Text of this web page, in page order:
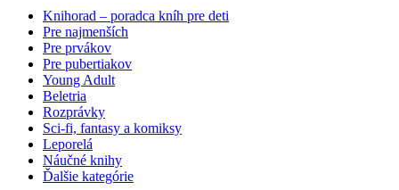
Knihorad – poradca kníh pre deti
Pre najmenších
Pre prvákov
Pre pubertiakov
Young Adult
Beletria
Rozprávky
Sci-fi, fantasy a komiksy
Leporelá
Náučné knihy
Ďalšie kategórie